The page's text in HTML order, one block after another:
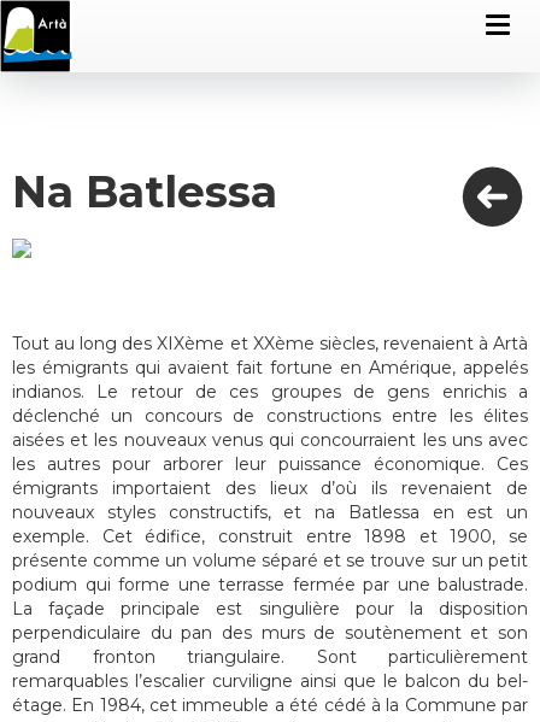
Na Batlessa
Tout au long des XIXème et XXème siècles, revenaient à Artà
les émigrants qui avaient fait fortune en Amérique, appelés
indianos. Le retour de ces groupes de gens enrichis a
déclenché un concours de constructions entre les élites
aisées et les nouveaux venus qui concourraient les uns avec
les autres pour arborer leur puissance économique. Ces
émigrants importaient des lieux d’où ils revenaient de
nouveaux styles constructifs, et na Batlessa en est un
exemple. Cet édifice, construit entre 1898 et 1900, se
présente comme un volume séparé et se trouve sur un petit
podium qui forme une terrasse fermée par une balustrade.
La façade principale est singulière pour la disposition
perpendiculaire du pan des murs de soutènement et son
grand fronton triangulaire. Sont particulièrement
remarquables l’escalier curviligne ainsi que le balcon du bel-
étage. En 1984, cet immeuble a été cédé à la Commune par